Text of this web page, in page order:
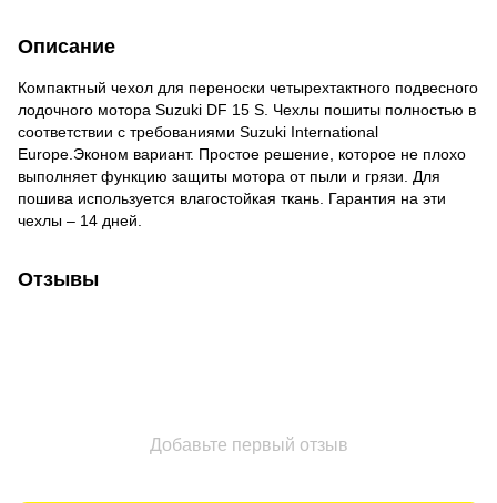
Описание
Компактный чехол для переноски четырехтактного подвесного
лодочного мотора Suzuki DF 15 S. Чехлы пошиты полностью в
соответствии с требованиями Suzuki International
Europe.Эконом вариант. Простое решение, которое не плохо
выполняет функцию защиты мотора от пыли и грязи. Для
пошива используется влагостойкая ткань. Гарантия на эти
чехлы – 14 дней.
Отзывы
Добавьте первый отзыв